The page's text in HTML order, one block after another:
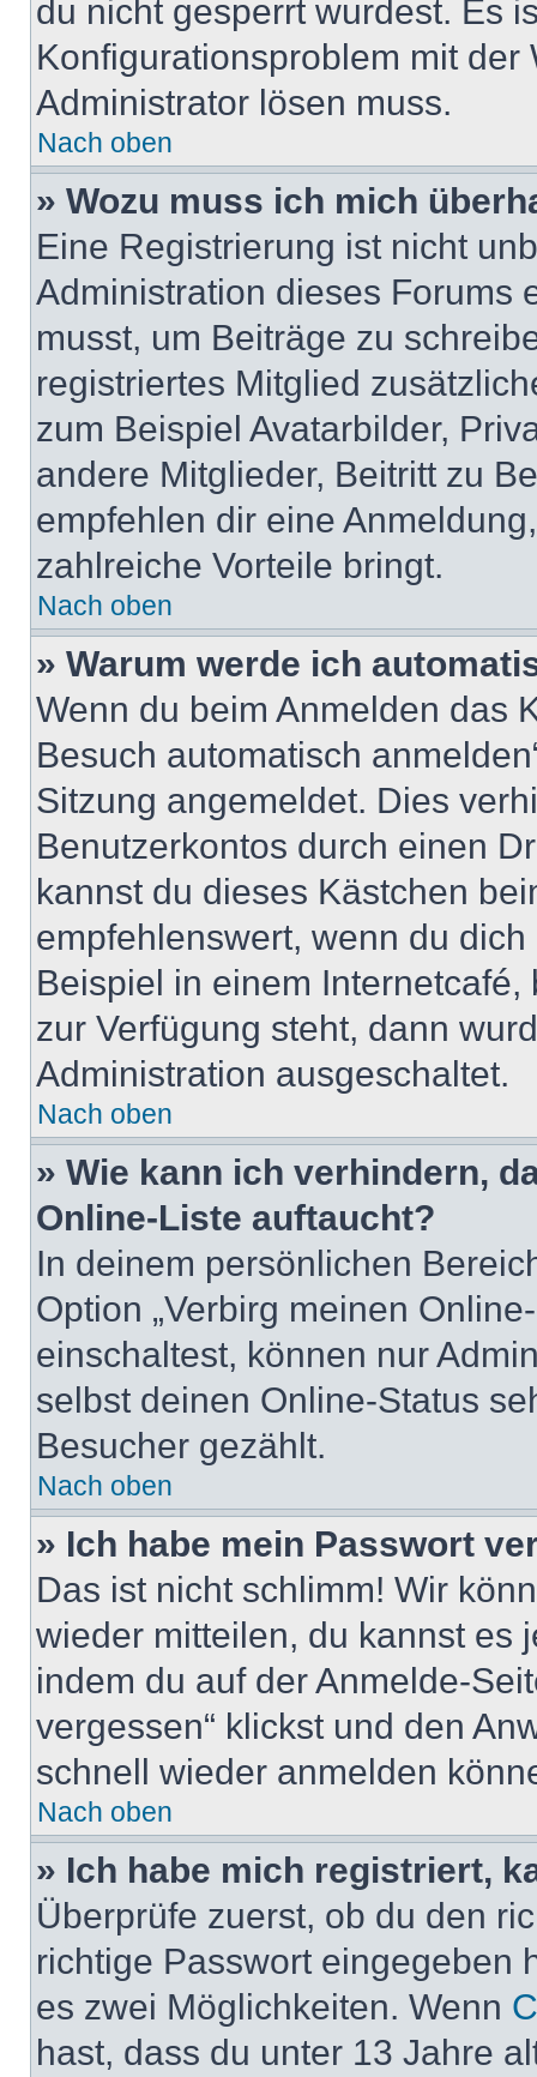
du nicht gesperrt wurdest. Es
Konfigurationsproblem mit
Administrator lösen muss.
Nach oben
» Wozu muss ich mich
Eine Registrierung ist nicht
Administration dieses Forums
musst, um Beiträge zu
registriertes Mitglied
zum Beispiel Avatarbilder,
andere Mitglieder, Beitritt zu
empfehlen dir eine
zahlreiche Vorteile bringt.
Nach oben
» Warum werde ich
Wenn du beim Anmelden das
Besuch automatisch
Sitzung angemeldet. Dies
Benutzerkontos durch einen
kannst du dieses Kästchen
empfehlenswert, wenn du
Beispiel in einem
zur Verfügung steht, dann
Administration ausgeschaltet.
Nach oben
» Wie kann ich verhindern,
Online-Liste auftaucht?
In deinem persönlichen
Option „Verbirg meinen
einschaltest, können nur
selbst deinen Online-Status
Besucher gezählt.
Nach oben
» Ich habe mein Passwort
Das ist nicht schlimm! Wir
wieder mitteilen, du kannst es
indem du auf der Anmelde-
vergessen“ klickst und den
schnell wieder anmelden
Nach oben
» Ich habe mich registriert,
Überprüfe zuerst, ob du den
richtige Passwort eingegeben
es zwei Möglichkeiten. Wenn
hast, dass du unter 13 Jahre